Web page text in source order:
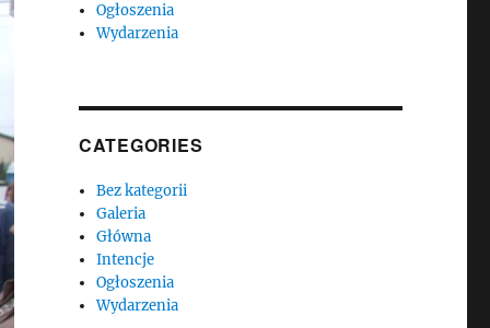
Ogłoszenia
Wydarzenia
CATEGORIES
Bez kategorii
Galeria
Główna
Intencje
Ogłoszenia
Wydarzenia